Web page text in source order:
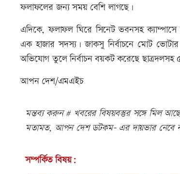
ফলাফলের জন্য সময় বেশি লাগছে।
এদিকে, ফলাফল ঘিরে সিনেট ভবনসহ
এক হাজার সদস্য। জাকসু নির্বাচনে মোট ভোটার
অভিযোগ তুলে নির্বাচন বয়কট করেছে ছাত্রদলসহ ৫
আপন দেশ/এমএইচ
মন্তব্য করুন # খবরের বিষয়বস্তুর সঙ্গে মিল
মতামত, আপন দেশ ডটকম- এর দায়ভার নেবে
সম্পর্কিত বিষয়: